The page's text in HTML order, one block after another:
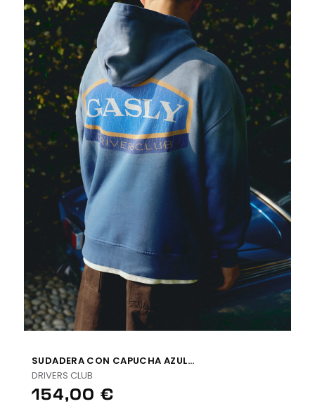
SUDADERA CON CAPUCHA AZUL...
DRIVERS CLUB
154,00 €